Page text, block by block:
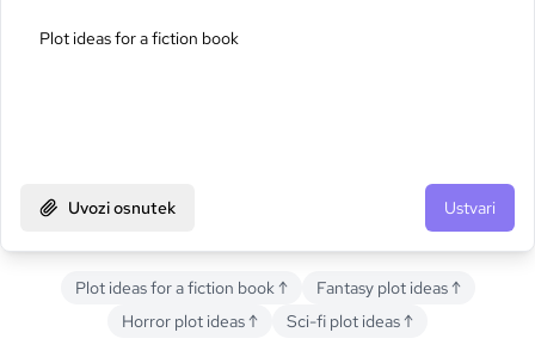
Uvozi osnutek Ustvari
Plot ideas for a fiction book↑ Fantasy plot ideas↑
Horror plot ideas↑ Sci-fi plot ideas↑